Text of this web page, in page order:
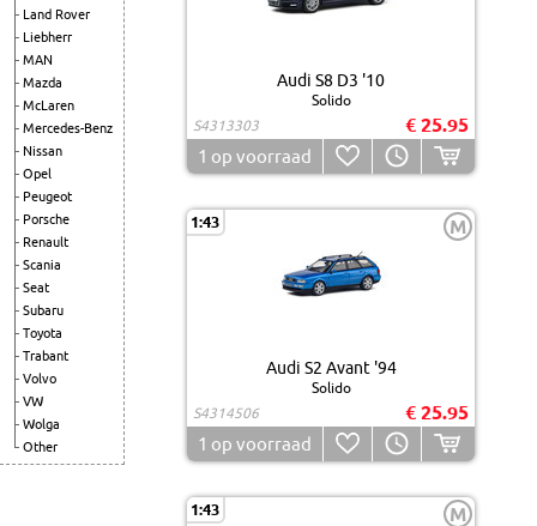
Land Rover
Liebherr
MAN
Mazda
McLaren
Mercedes-Benz
Nissan
Opel
Peugeot
Porsche
Renault
Scania
Seat
Subaru
Toyota
Trabant
Volvo
VW
Wolga
Other
Audi S8 D3 '10
Solido
S4313303
€ 25.95
1 op voorraad
1:43 M
Audi S2 Avant '94
Solido
S4314506
€ 25.95
1 op voorraad
1:43 M